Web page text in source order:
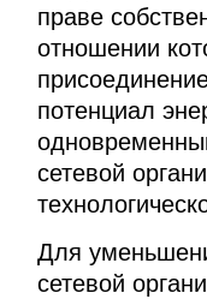
праве
отношении
потенциал
сетевой
Для
сетевой